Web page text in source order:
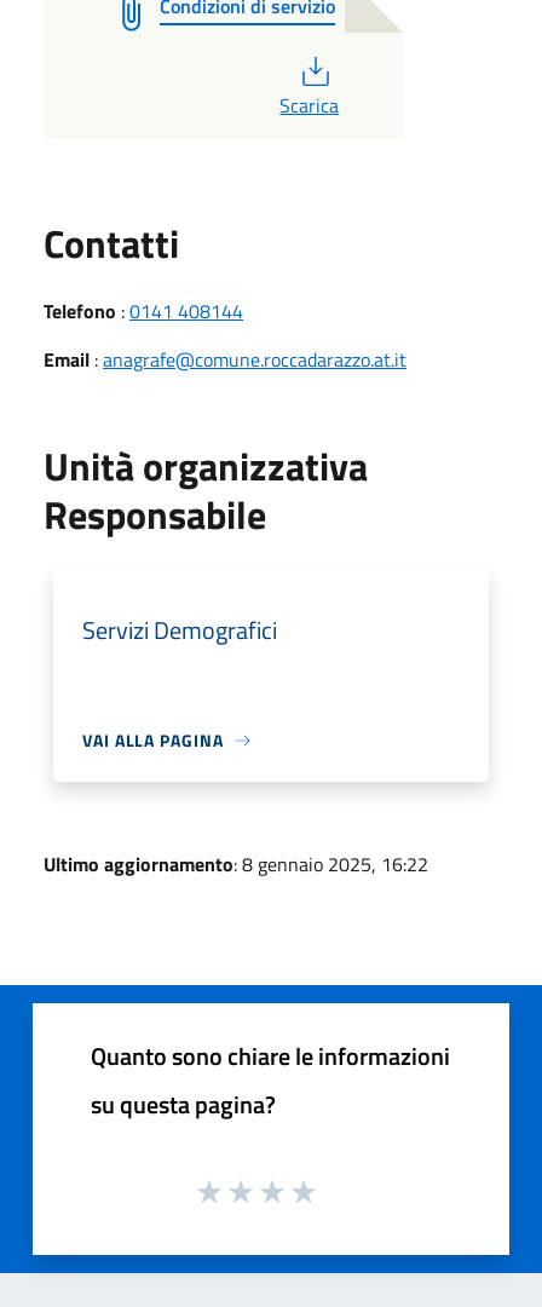
Condizioni di servizio
Scarica
Contatti
Telefono :0141 408144
Email :anagrafe@comune.roccadarazzo.at.it
Unità organizzativa
Responsabile
Servizi Demografici
VAI ALLA PAGINA
Ultimo aggiornamento: 8 gennaio 2025, 16:22
Quanto sono chiare le informazioni
su questa pagina?